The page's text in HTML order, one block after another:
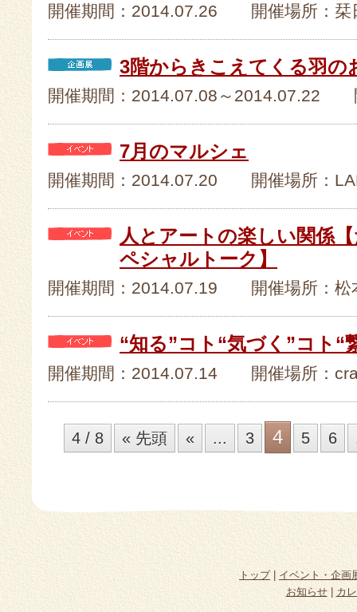
開催期間：2014.07.26 開催場所：栞
3階からきこえてくる羽
開催期間：2014.07.08～2014.07.22
7月のマルシェ
開催期間：2014.07.20 開催場所：
人とアートの楽しい関係
ペシャルトーク】
開催期間：2014.07.19 開催場所：松
“知る”コト“気づく”コト“
開催期間：2014.07.14 開催場所：
4 / 8 « 先頭 « ... 3 4 5 6
トップ|イベント・企画
お知らせ| カ